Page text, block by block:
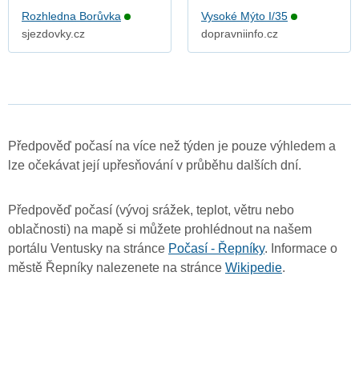
Rozhledna Borůvka
sjezdovky.cz
Vysoké Mýto I/35
dopravniinfo.cz
Předpověď počasí na více než týden je pouze výhledem a
lze očekávat její upřesňování v průběhu dalších dní.
Předpověď počasí (vývoj srážek, teplot, větru nebo
oblačnosti) na mapě si můžete prohlédnout na našem
portálu Ventusky na stránce Počasí - Řepníky. Informace o
městě Řepníky nalezenete na stránce Wikipedie.